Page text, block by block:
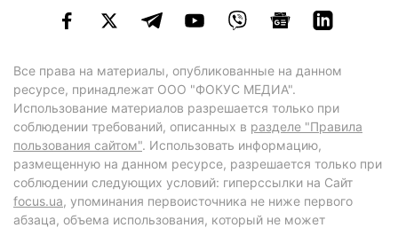
Все права на материалы, опубликованные на данном
ресурсе, принадлежат ООО "ФОКУС МЕДИА".
Использование материалов разрешается только при
соблюдении требований, описанных в разделе "Правила
пользования сайтом". Использовать информацию,
размещенную на данном ресурсе, разрешается только при
соблюдении следующих условий: гиперссылки на Сайт
focus.ua, упоминания первоисточника не ниже первого
абзаца, объема использования, который не может